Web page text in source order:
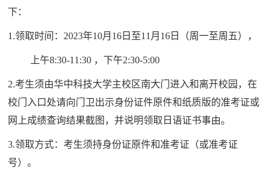
下：
1.领取时间： 2023年10月 16 日至1 1 月 16 日（周一至周五） ，
上午8:30-11:30 ，下午2:30-5:00
2.考生须由华中科技大学主校区南大门进入和离开校园，在
校门入口处请向门卫出示身份证件原件和纸质版的准考证或
网上成绩查询结果截图 ，并说明领取日语证书事由。
3.领取方式：考生须持身份证原件和准考证 （或准考证
号）。